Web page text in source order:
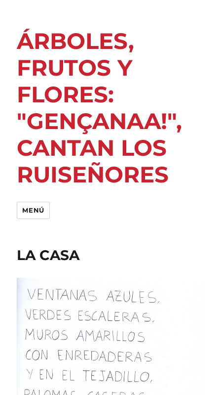
ÁRBOLES,
FRUTOS Y
FLORES:
"GENÇANAA!",
CANTAN LOS
RUISEÑORES
MENÚ
LA CASA